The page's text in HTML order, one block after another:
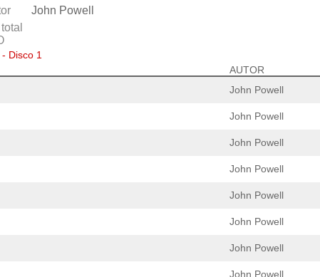
John Powell
Disco 1
AUTOR
John Powell
John Powell
John Powell
John Powell
John Powell
John Powell
John Powell
John Powell